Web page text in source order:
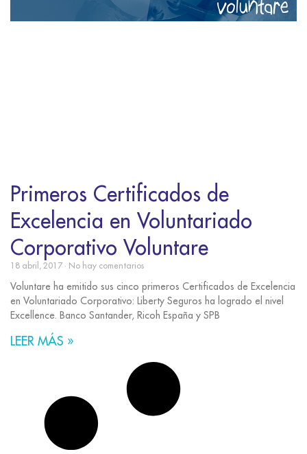
Primeros Certificados de
Excelencia en Voluntariado
Corporativo Voluntare
18 abril, 2017 No hay comentarios
Voluntare ha emitido sus cinco primeros Certificados de Excelencia
en Voluntariado Corporativo: Liberty Seguros ha logrado el nivel
Excellence. Banco Santander, Ricoh España y SPB
LEER MÁS »